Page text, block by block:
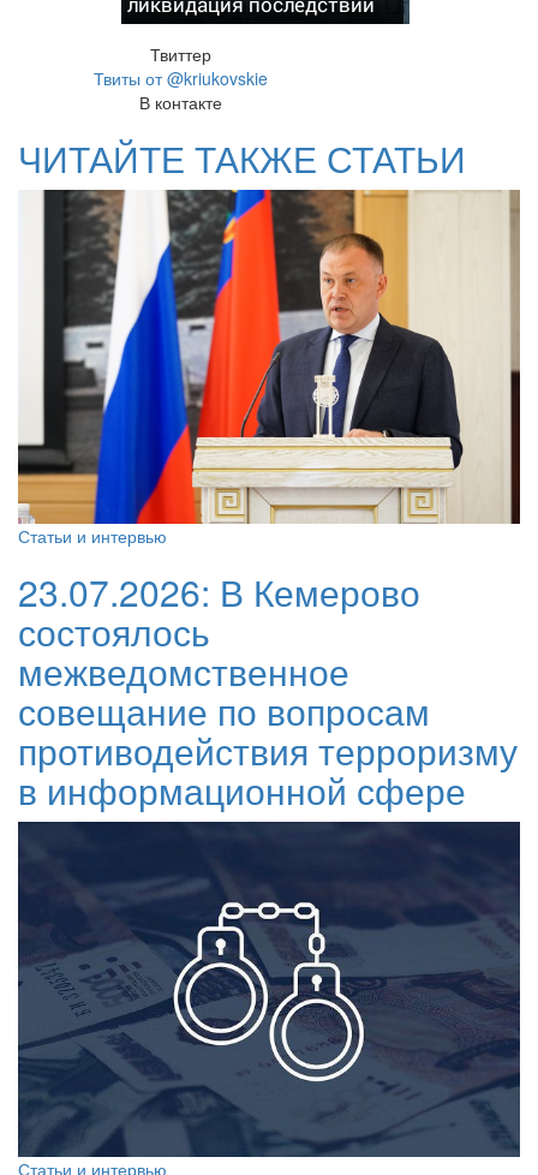
Твиттер
Твиты от @kriukovskie
В контакте
ЧИТАЙТЕ ТАКЖЕ СТАТЬИ
Статьи и интервью
23.07.2026: В Кемерово
состоялось
межведомственное
совещание по вопросам
противодействия терроризму
в информационной сфере
Статьи и интервью